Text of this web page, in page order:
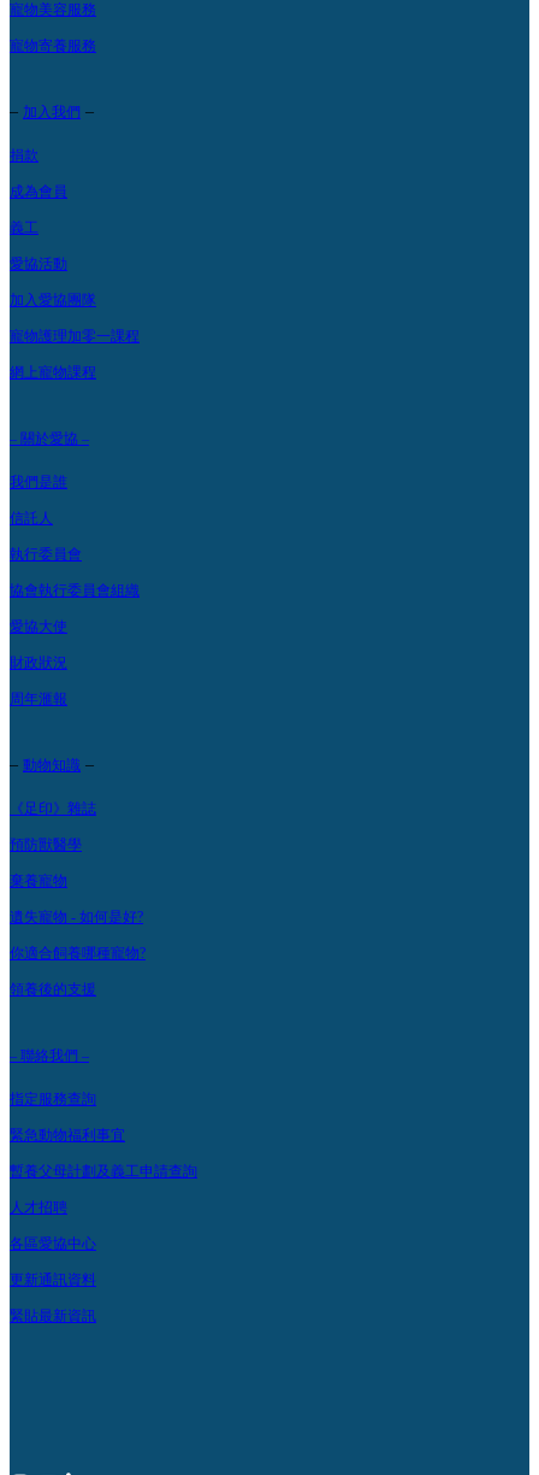
寵物美容服務
寵物寄養服務
– 加入我們 –
捐款
成為會員
義工
愛協活動
加入愛協團隊
寵物護理加零一課程
網上寵物課程
– 關於愛協 –
我們是誰
信託人
執行委員會
協會執行委員會組織
愛協大使
財政狀況
周年滙報
– 動物知識 –
《足印》雜誌
預防獸醫學
棄養寵物
遺失寵物 - 如何是好?
你適合飼養哪種寵物?
領養後的支援
– 聯絡我們 –
指定服務查詢
緊急動物福利事宜
暫養父母計劃及義工申請查詢
人才招聘
各區愛協中心
更新通訊資料
緊貼最新資訊